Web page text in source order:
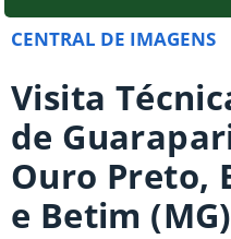
CENTRAL DE IMAGENS
Visita
de
Ouro Preto,
e Betim